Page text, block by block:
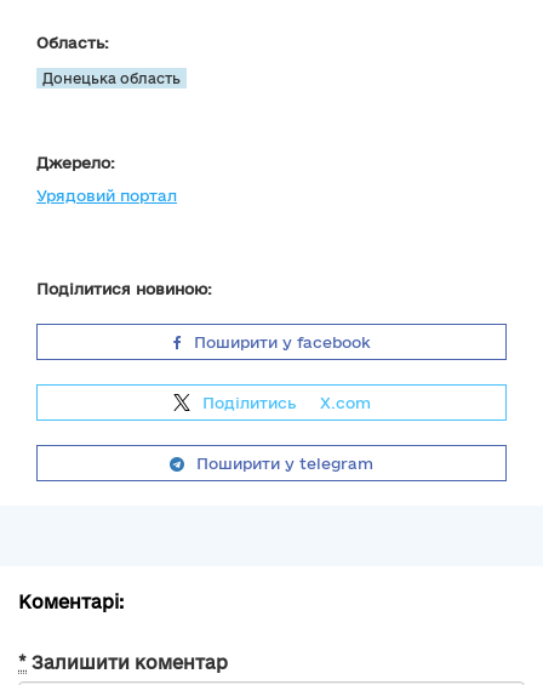
Область:
Донецька область
Джерело:
Урядовий портал
Поділитися новиною:
Поширити у facebook
Поділитись X.com
Поширити у telegram
Коментарі:
* Залишити коментар